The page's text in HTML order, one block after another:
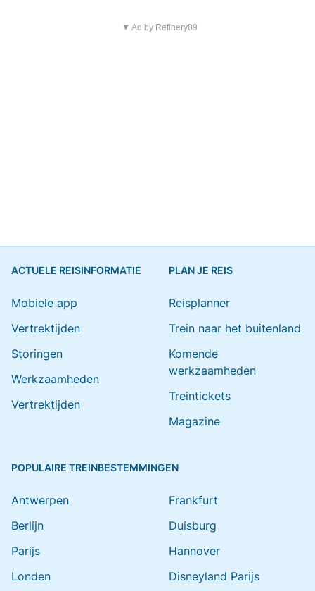
▼ Ad by Refinery89
ACTUELE REISINFORMATIE
Mobiele app
Vertrektijden
Storingen
Werkzaamheden
Vertrektijden
PLAN JE REIS
Reisplanner
Trein naar het buitenland
Komende
werkzaamheden
Treintickets
Magazine
POPULAIRE TREINBESTEMMINGEN
Antwerpen
Berlijn
Parijs
Londen
Frankfurt
Duisburg
Hannover
Disneyland Parijs